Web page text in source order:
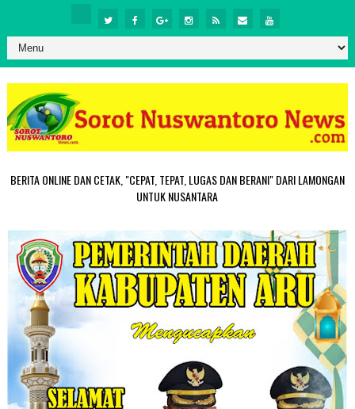
BERITA ONLINE DAN CETAK, "CEPAT, TEPAT, LUGAS DAN BERANI" DARI LAMONGAN
UNTUK NUSANTARA